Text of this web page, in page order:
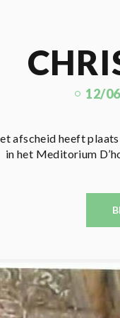
12/
afscheid heeft
in het Meditorium